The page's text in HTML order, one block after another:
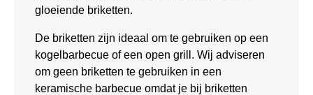
gloeiende briketten.
De briketten zijn ideaal om te gebruiken op een
kogelbarbecue of een open grill. Wij adviseren
om geen briketten te gebruiken in een
keramische barbecue omdat je bij briketten